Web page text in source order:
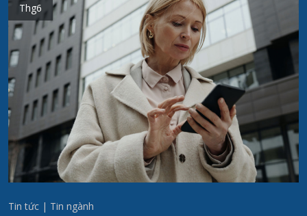
Thg6
Tin tức | Tin ngành